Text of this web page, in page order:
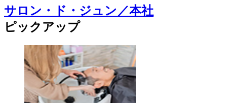
サロン・ド・ジュン／本社
ピックアップ